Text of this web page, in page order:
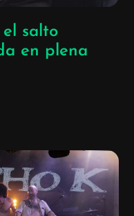
el salto
en plena